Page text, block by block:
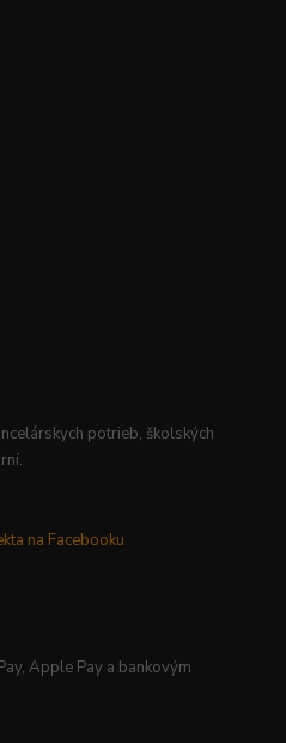
potrieb, školských
Apple Pay a bankovým